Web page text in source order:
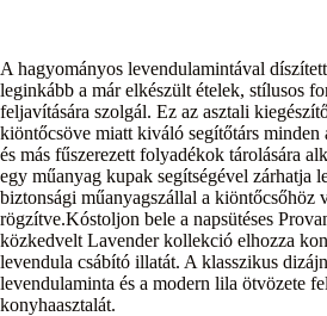
A hagyományos levendulamintával
leginkább a már elkészült ételek, stílusos
feljavítására szolgál. Ez az asztali
kiöntőcsöve miatt kiváló segítőtárs minden
és más fűszerezett folyadékok tárolására
egy műanyag kupak segítségével zárhatja
biztonsági műanyagszállal a kiöntőcsőhöz
rögzítve.Kóstoljon bele a napsütéses
közkedvelt Lavender kollekció elhozza
levendula csábító illatát. A klasszikus
levendulaminta és a modern lila ötvözete
konyhaasztalát.